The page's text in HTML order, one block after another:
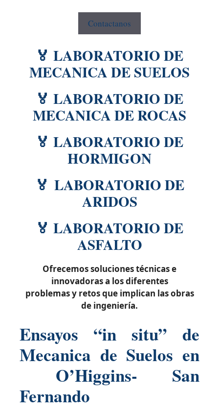
Contactanos
🏅 LABORATORIO DE
MECANICA DE SUELOS
🏅 LABORATORIO DE
MECANICA DE ROCAS
🏅 LABORATORIO DE
HORMIGON
🏅 LABORATORIO DE
ARIDOS
🏅 LABORATORIO DE
ASFALTO
Ofrecemos soluciones técnicas e
innovadoras a los diferentes
problemas y retos que implican las obras
de ingeniería.
Ensayos “in situ” de
Mecanica de Suelos en
O’Higgins- San
Fernando